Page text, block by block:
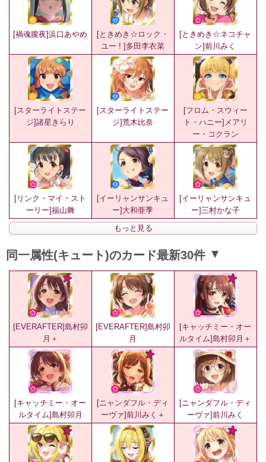
[禍魂朧夜]浜口あやめ
[ときめき☆ロック・
ユー ! ]多田李衣菜
[ときめき☆ネコチャ
ン]前川みく
[スターライトステー
ジ]諸星きらり
[スターライトステー
ジ]荒木比奈
[フロム・スウィー
ト・ハニー]メアリ
ー・コクラン
[リンク・マイ・スト
ーリー]福山舞
[イーリャンサンキュ
ー]大和亜季
[イーリャンサンキュ
ー]三村かな子
もっと見る
同一属性(キュート)のカード最新30件 ▲
[EVERAFTER]島村卯
月＋
[EVERAFTER]島村卯
月
[キャッチミー・オー
ルタイム]島村卯月＋
[キャッチミー・オー
ルタイム]島村卯月
[ニャンダフル・ディ
ーヴァ]前川みく＋
[ニャンダフル・ディ
ーヴァ]前川みく